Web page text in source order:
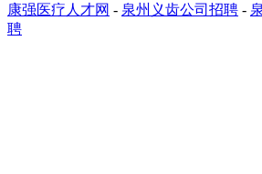
康强医疗人才网 - 泉州义齿公司招聘 -
聘